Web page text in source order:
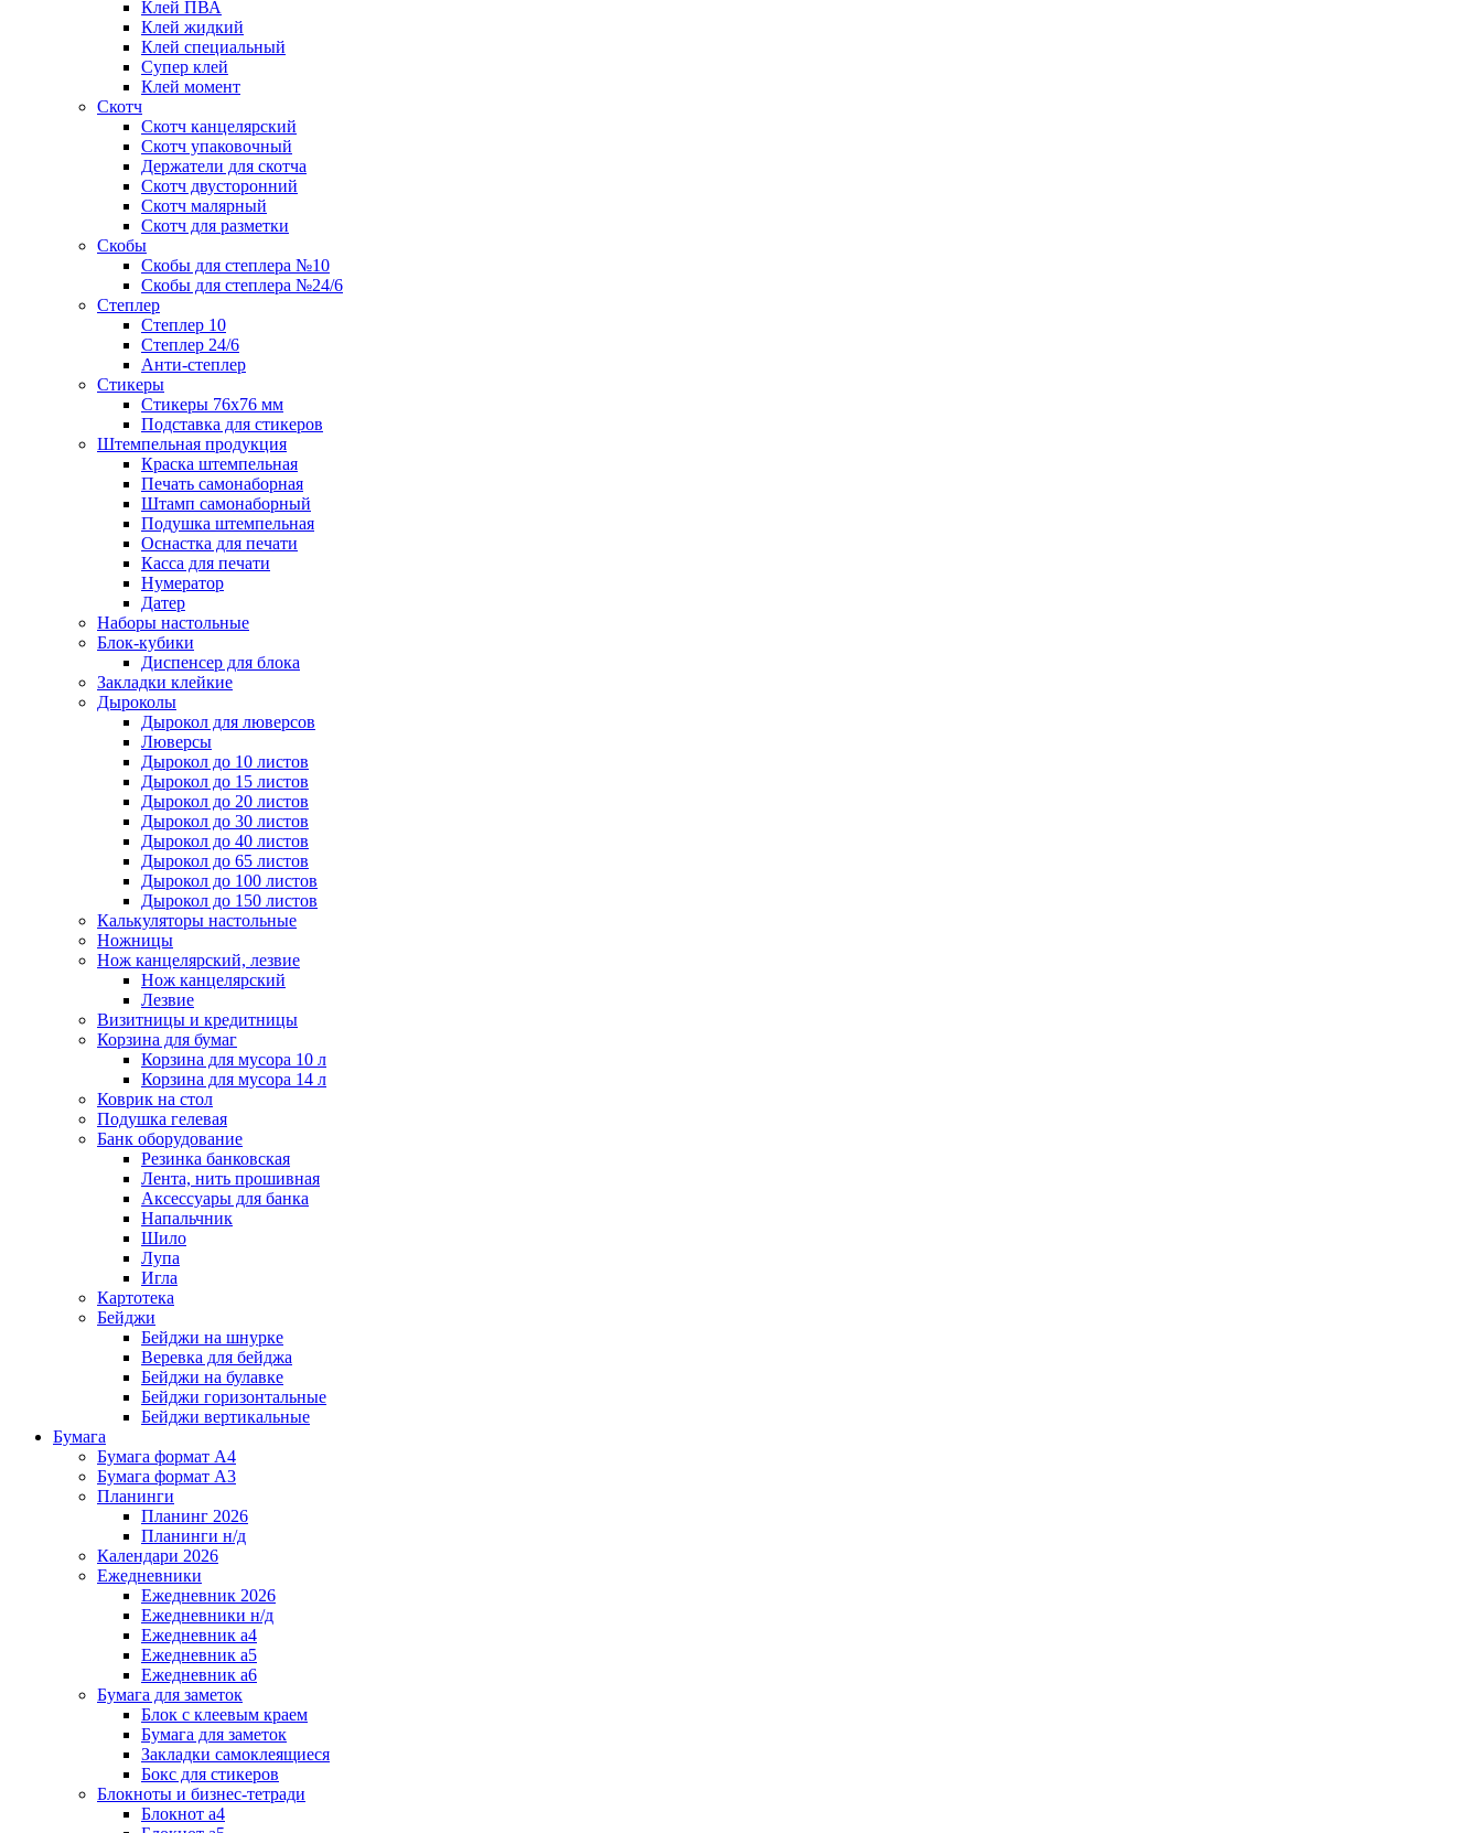
Клей ПВА
Клей жидкий
Клей специальный
Супер клей
Клей момент
Скотч
Скотч канцелярский
Скотч упаковочный
Держатели для скотча
Скотч двусторонний
Скотч малярный
Скотч для разметки
Скобы
Скобы для степлера №10
Скобы для степлера №24/6
Степлер
Степлер 10
Степлер 24/6
Анти-степлер
Стикеры
Стикеры 76x76 мм
Подставка для стикеров
Штемпельная продукция
Краска штемпельная
Печать самонаборная
Штамп самонаборный
Подушка штемпельная
Оснастка для печати
Касса для печати
Нумератор
Датер
Наборы настольные
Блок-кубики
Диспенсер для блока
Закладки клейкие
Дыроколы
Дырокол для люверсов
Люверсы
Дырокол до 10 листов
Дырокол до 15 листов
Дырокол до 20 листов
Дырокол до 30 листов
Дырокол до 40 листов
Дырокол до 65 листов
Дырокол до 100 листов
Дырокол до 150 листов
Калькуляторы настольные
Ножницы
Нож канцелярский, лезвие
Нож канцелярский
Лезвие
Визитницы и кредитницы
Корзина для бумаг
Корзина для мусора 10 л
Корзина для мусора 14 л
Коврик на стол
Подушка гелевая
Банк оборудование
Резинка банковская
Лента, нить прошивная
Аксессуары для банка
Напальчник
Шило
Лупа
Игла
Картотека
Бейджи
Бейджи на шнурке
Веревка для бейджа
Бейджи на булавке
Бейджи горизонтальные
Бейджи вертикальные
Бумага
Бумага формат А4
Бумага формат А3
Планинги
Планинг 2026
Планинги н/д
Календари 2026
Ежедневники
Ежедневник 2026
Ежедневники н/д
Ежедневник а4
Ежедневник а5
Ежедневник а6
Бумага для заметок
Блок с клеевым краем
Бумага для заметок
Закладки самоклеящиеся
Бокс для стикеров
Блокноты и бизнес-тетради
Блокнот а4